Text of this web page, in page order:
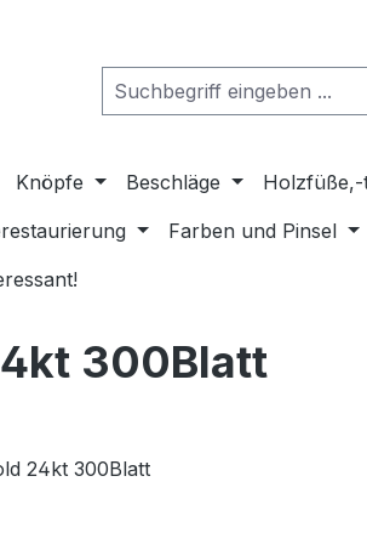
Knöpfe Beschläge Holzfüße,-
Farben und Pinsel
300Blatt